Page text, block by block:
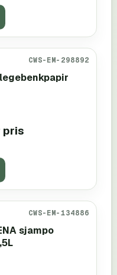
CWS-EM-298892
pris
CWS-EM-134886
sjampo